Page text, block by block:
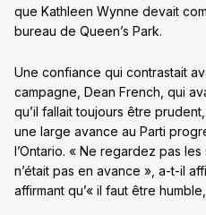
que Kathleen Wynne devait
bureau de Queen’s Park.
Une confiance qui contrastait
campagne, Dean French, qui
qu’il fallait toujours être
une large avance au Parti
l’Ontario. « Ne regardez pas
n’était pas en avance », a-t-il
affirmant qu’« il faut être